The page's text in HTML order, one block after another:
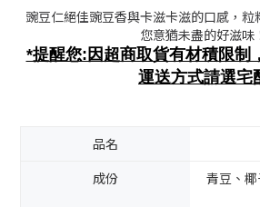
豌豆仁絕佳豌豆香與卡滋卡滋的口感，
您意猶未盡的好滋味
*提醒您:因超商取貨有材積限制
運送方式請選宅
品名
成份
青豆、